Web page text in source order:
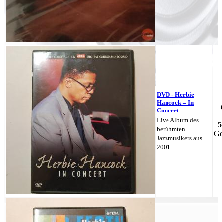
DVD - Herbie
Hancock – In
Concert
Live Album des
berühmten
Jazzmusikers aus
2001